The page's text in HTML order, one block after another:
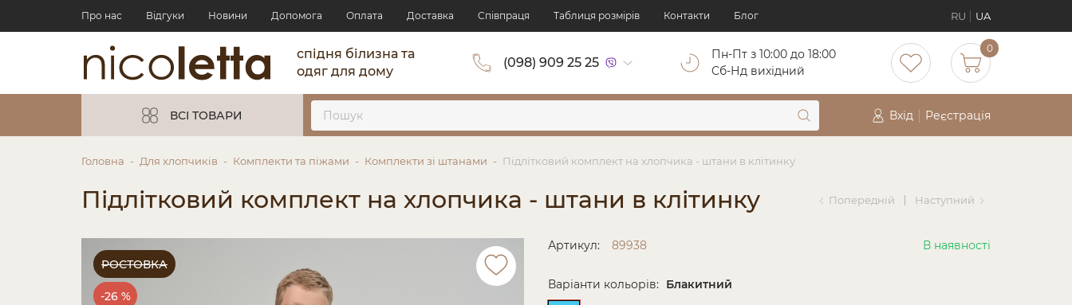
Про нас Відгуки Новини Допомога Оплата Доставка Cпівпраця Таблиця розмірів Контакти Блог RU UA
спідня білизна та
одяг для дому
(098) 909 25 25
Пн-Пт з 10:00 до 18:00
Cб-Нд вихідний
0
ВСІ ТОВАРИ Вхід Реєстрація
Головна Для хлопчиків Комплекти та піжами Комплекти зі штанами Підлітковий комплект на хлопчика - штани в клітинку
Підлітковий комплект на хлопчика - штани в клітинку Попередній Наступний
РОСТОВКА
-26 %
Артикул: 89938 В наявності
Варіанти кольорів: Блакитний